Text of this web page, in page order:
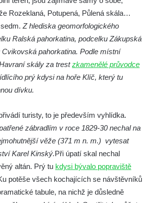
na cestě k vyhlídce
stěnách
sedlo v Broumovských
– Skalní hřib
– Velbloud
– Kačenka
Špičák
od Božanovského
Rozeklaná, Potupená, Půlená skála…
Z hlediska geomorfologického
Ralská pahorkatina, podcelku Zákupská
pahorkatina. Podle místní
skály za trestzkamenělé průvodce
prý kdysi na hoře Klíč, který tu
dívku.
turisty, to je především vyhlídka.
zábradlím v roce 1829-30 nechal na
věže (371 m n. m.) vytesat
Karel Kinský.Při úpatí skal nechal
altán. Prý tu kdysi bývalo popraviště
potěše všech kochajících se návštěvníků
tabule, na nichž je důsledně